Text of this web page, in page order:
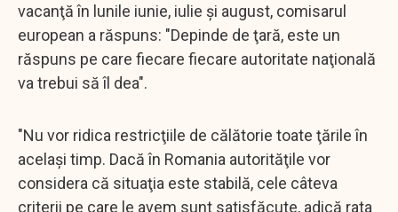
vacanţă în lunile iunie, iulie şi august, comisarul
european a răspuns: "Depinde de ţară, este un
răspuns pe care fiecare fiecare autoritate naţională
va trebui să îl dea".
"Nu vor ridica restricţiile de călătorie toate ţările în
acelaşi timp. Dacă în Romania autorităţile vor
considera că situaţia este stabilă, cele câteva
criterii pe care le avem sunt satisfăcute, adică rata